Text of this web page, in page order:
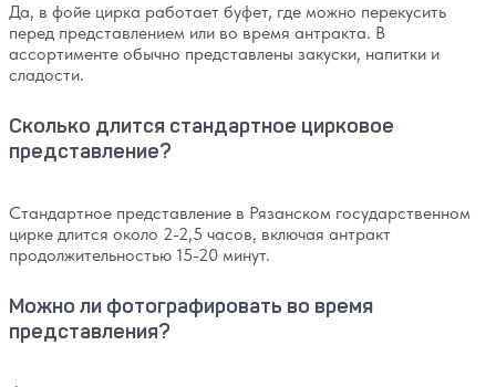
Да, в фойе цирка работает буфет, где можно перекусить
перед представлением или во время антракта. В
ассортименте обычно представлены закуски, напитки и
сладости.
Сколько длится стандартное цирковое
представление?
Стандартное представление в Рязанском государственном
цирке длится около 2-2,5 часов, включая антракт
продолжительностью 15-20 минут.
Можно ли фотографировать во время
представления?